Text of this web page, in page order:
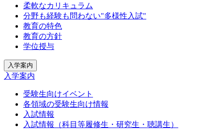
柔軟なカリキュラム
分野も経験も問わない"多様性入試"
教育の特色
教育の方針
学位授与
入学案内
入学案内
受験生向けイベント
各領域の受験生向け情報
入試情報
入試情報（科目等履修生・研究生・聴講生）